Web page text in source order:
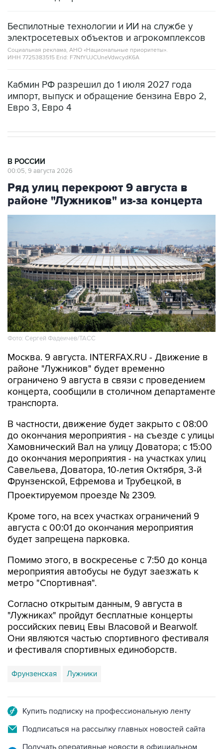
Беспилотные технологии и ИИ на службе у
Социальная реклама, АНО «Национальные приоритеты».
ИНН 7725383515 Erid: F7NfYUJCUneVdwcydK6A
Кабмин РФ разрешил до 1 июля 2027 года
Евро 3, Евро 4
Ряд улиц перекроют 9 августа в
районе "Лужников" из-за концерта
Фото: Сергей Фадеичев/ТАСС
Москва. 9 августа. INTERFAX.RU - Движение в
ограничено 9 августа в связи с проведением
концерта, сообщили в столичном департаменте
транспорта.
В частности, движение будет закрыто с 08:00
Хамовнический Вал на улицу Доватора; с 15:00
до окончания мероприятия - на участках улиц
Савельева, Доватора, 10-летия Октября, 3-й
Фрунзенской, Ефремова и Трубецкой, в
Проектируемом проезде № 2309.
Кроме того, на всех участках ограничений 9
будет запрещена парковка.
Помимо этого, в воскресенье с 7:50 до конца
метро "Спортивная".
Согласно открытым данным, 9 августа в
российских певиц Евы Власовой и Bearwolf.
Они являются частью спортивного фестиваля
и фестиваля спортивных единоборств.
Фрунзенская Лужники
Подписаться на рассылку главных новостей сайта
Получать оперативные новости в официальном